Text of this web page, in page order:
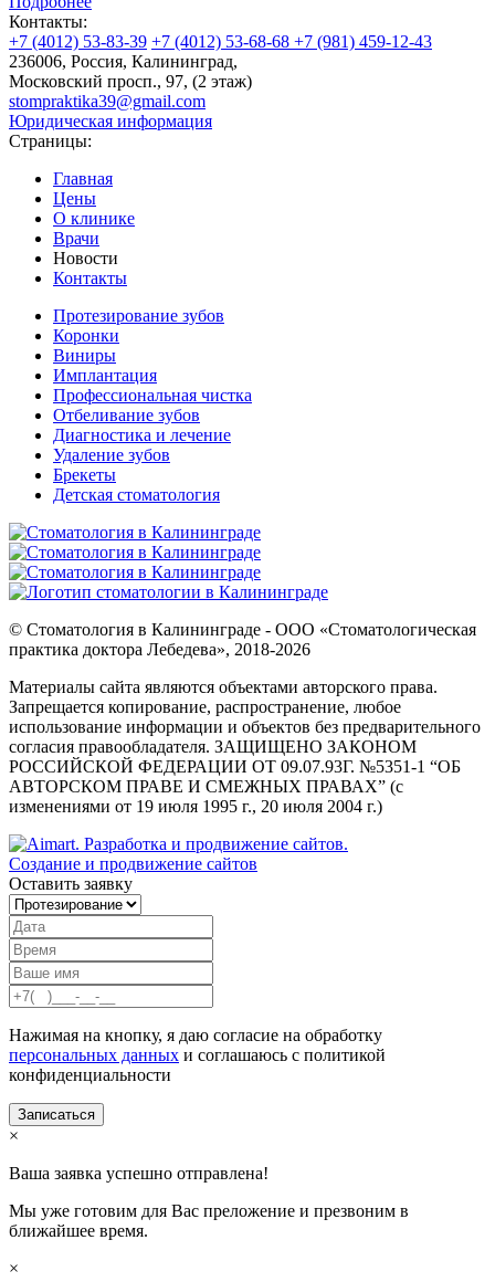
Контакты:
+7 (4012) 53-83-39 +7 (4012) 53-68-68 +7 (981) 459-12-43
236006, Россия, Калининград,
Московский просп., 97, (2 этаж)
stompraktika39@gmail.com
Юридическая информация
Страницы:
Главная
Цены
О клинике
Врачи
Новости
Контакты
Протезирование зубов
Коронки
Виниры
Имплантация
Профессиональная чистка
Отбеливание зубов
Диагностика и лечение
Удаление зубов
Брекеты
Детская стоматология
© Стоматология в Калининграде - ООО «Стоматологическая
практика доктора Лебедева», 2018-2026
Материалы сайта являются объектами авторского права.
Запрещается копирование, распространение, любое
использование информации и объектов без предварительного
согласия правообладателя. ЗАЩИЩЕНО ЗАКОНОМ
РОССИЙСКОЙ ФЕДЕРАЦИИ ОТ 09.07.93Г. №5351-1 “ОБ
АВТОРСКОМ ПРАВЕ И СМЕЖНЫХ ПРАВАХ” (с
изменениями от 19 июля 1995 г., 20 июля 2004 г.)
Создание и продвижение сайтов
Оставить заявку
Нажимая на кнопку, я даю согласие на обработку
персональных данных и соглашаюсь с политикой
конфиденциальности
×
Ваша заявка успешно отправлена!
Мы уже готовим для Вас преложение и презвоним в
ближайшее время.
×